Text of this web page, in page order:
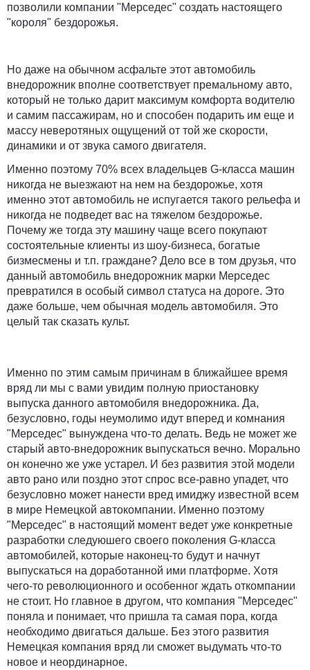
позволили компании "Мерседес" создать настоящего
"короля" бездорожья.
Но даже на обычном асфальте этот автомобиль
внедорожник вполне соответствует премальному авто,
который не только дарит максимум комфорта водителю
и самим пассажирам, но и способен подарить им еще и
массу неверотяных ощущений от той же скорости,
динамики и от звука самого двигателя.
Именно поэтому 70% всех владельцев G-класса машин
никогда не выезжают на нем на бездорожье, хотя
именно этот автомобиль не испугается такого рельефа и
никогда не подведет вас на тяжелом бездорожье.
Почему же тогда эту машину чаще всего покупают
состоятельные клиенты из шоу-бизнеса, богатые
бизмесмены и т.п. граждане? Дело все в том друзья, что
данный автомобиль внедорожник марки Мерседес
превратился в особый символ статуса на дороге. Это
даже больше, чем обычная модель автомобиля. Это
целый так сказать культ.
Именно по этим самым причинам в ближайшее время
вряд ли мы с вами увидим полную приостановку
выпуска данного автомобиля внедорожника. Да,
безусловно, годы неумолимо идут вперед и комнания
"Мерседес" вынуждена что-то делать. Ведь не может же
старый авто-внедорожник выпускаться вечно. Морально
он конечно же уже устарел. И без развития этой модели
авто рано или поздно этот спрос все-равно упадет, что
безусловно может нанести вред имиджу известной всем
в мире Немецкой автокомпании. Именно поэтому
"Мерседес" в настоящий момент ведет уже конкретные
разработки следуюшего своего поколения G-класса
автомобилей, которые наконец-то будут и начнут
выпускаться на доработанной ими платформе. Хотя
чего-то революционного и особенног ждать откомпании
не стоит. Но главное в другом, что компания "Мерседес"
поняла и понимает, что пришла та самая пора, когда
необходимо двигаться дальше. Без этого развития
Немецкая компания вряд ли сможет выдумать что-то
новое и неординарное.